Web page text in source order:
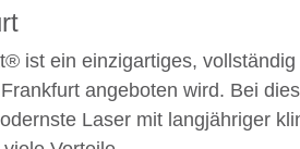
ist ein einzigartiges,
angeboten wird. Bei
Laser mit langjähriger